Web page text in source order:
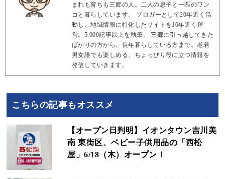
まれも育ちも三郷の人。二人の息子と一匹のワン
コと暮らしています。 ブロガーとして20年近く活
動し、地域情報に特化したサイトを10年近く運
営。5,000記事以上を執筆。 三郷に引っ越してきた
ばかりの方から、長年暮らしている方まで。老若
男女誰でも楽しめる、ちょっぴり役に立つ情報を
発信していきます。
こちらの記事もオススメ
【オープン日判明】イオンタウン吉川美
南 東街区、ベビー子供用品の「西松
屋」6/18（木）オープン！